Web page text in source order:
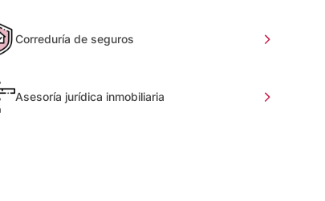
Correduría de seguros
Asesoría jurídica inmobiliaria